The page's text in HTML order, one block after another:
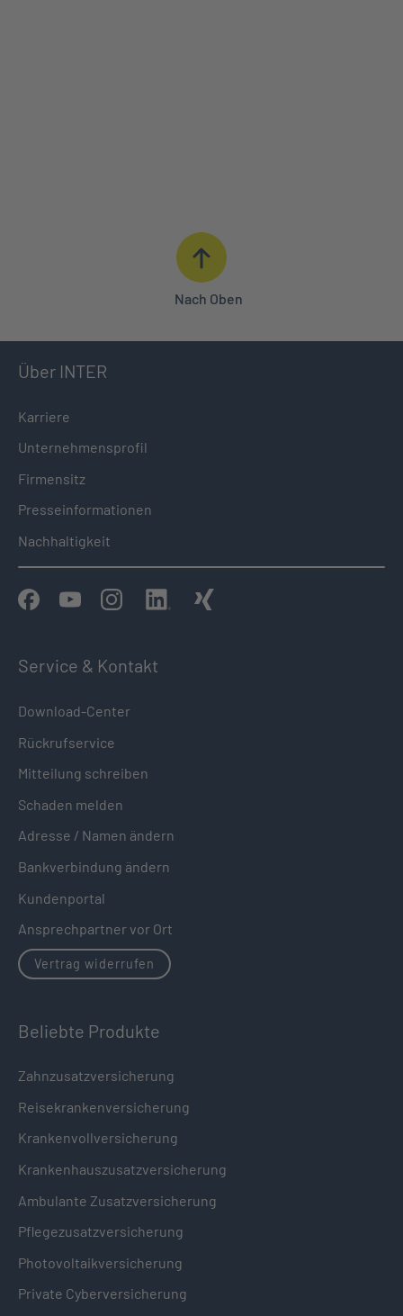
Nach Oben
Über INTER
Karriere
Unternehmensprofil
Firmensitz
Presseinformationen
Nachhaltigkeit
Service & Kontakt
Download-Center
Rückrufservice
Mitteilung schreiben
Schaden melden
Adresse / Namen ändern
Bankverbindung ändern
Kundenportal
Ansprechpartner vor Ort
Vertrag widerrufen
Beliebte Produkte
Zahnzusatzversicherung
Reisekrankenversicherung
Krankenvollversicherung
Krankenhauszusatzversicherung
Ambulante Zusatzversicherung
Pflegezusatzversicherung
Photovoltaikversicherung
Private Cyberversicherung